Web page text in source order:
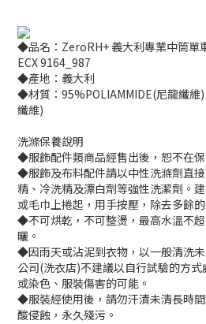
◆品名：ZeroRH+ 義大利專業中筒單
ECX 9164_987
◆產地：義大利
◆材質：95%POLIAMMIDE(尼龍纖維
纖維)
洗滌保養說明
◆服飾配件類商品經售出後，恕不在
◆服飾及布料配件請以中性洗滌劑直
精、冷洗精及漂白劑等強性洗潔劑。
或毛巾上捲起，用手按壓，除去多餘
◆不可烘乾，不可整燙，最高水溫不
曬。
◆因雨天或沾泥到衣物，以一般清洗
公司(洗衣店)不建議以自行試驗的方
或染色、服裝傷害的可能。
◆服裝經使用後，請勿汗漬未清長時
酸侵蝕，永久殘污。